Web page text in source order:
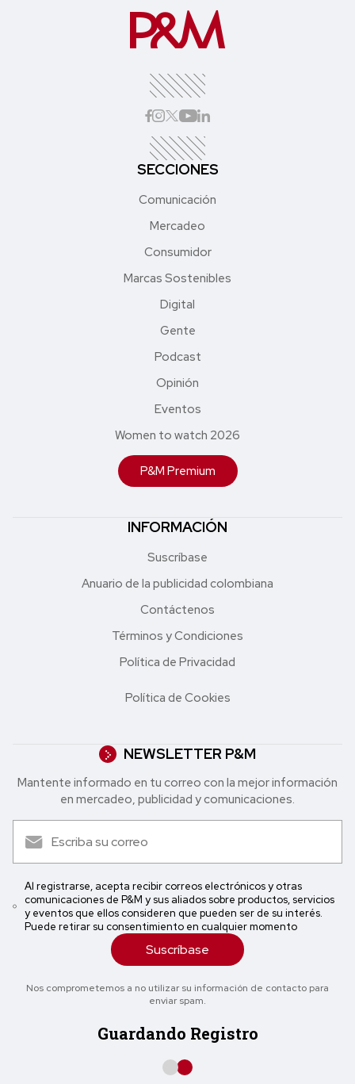
SECCIONES
Comunicación
Mercadeo
Consumidor
Marcas Sostenibles
Digital
Gente
Podcast
Opinión
Eventos
Women to watch 2026
P&M Premium
INFORMACIÓN
Suscríbase
Anuario de la publicidad colombiana
Contáctenos
Términos y Condiciones
Política de Privacidad
Política de Cookies
NEWSLETTER P&M
Mantente informado en tu correo con la mejor in formación
en mercadeo, publicidad y comunicaciones.
Al registrarse, acepta recibir correos electrónicos y otras
comunicaciones de P&M y sus aliados sobre productos, servicios
y eventos que ellos consideren que pueden ser de su interés.
Puede retirar su consentimiento en cualquier momento
Suscríbase
Nos comprometemos a no utilizar su información de contacto para
enviar spam.
Guardando Registro